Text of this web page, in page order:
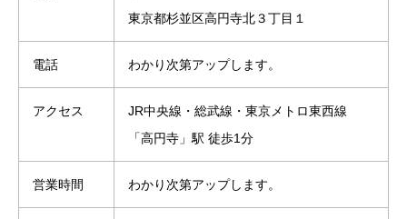
東京都杉並区高円寺北３丁目１
電話 わかり次第アップします。
アクセス
JR中央線・総武線・東京メトロ東西線
「高円寺」駅 徒歩1分
営業時間 わかり次第アップします。